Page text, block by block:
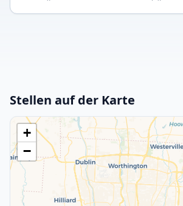
Stellen auf der Karte
+
−